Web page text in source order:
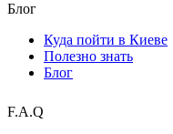
Блог
Куда пойти в Киеве
Полезно знать
Блог
F.A.Q